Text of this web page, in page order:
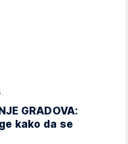
GRADOVA:
kako da se